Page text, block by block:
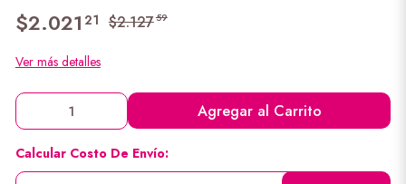
$2.021 21 $2.12759
Ver más detalles
Agregar al Carrito
Calcular Costo De Envío: